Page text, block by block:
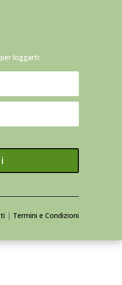
loggarti:
| Termini e Condizioni